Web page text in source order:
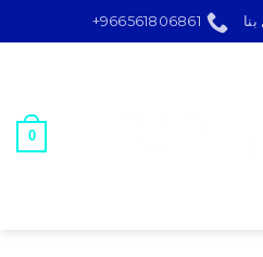
966561806861+
0